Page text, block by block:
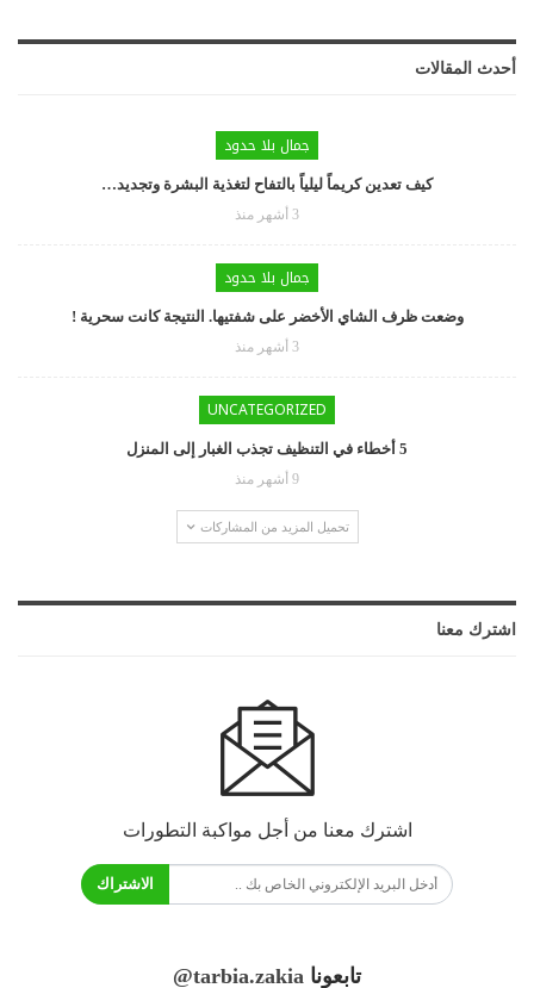
أحدث المقالات
جمال بلا حدود
كيف تعدين كريماً ليلياً بالتفاح لتغذية البشرة وتجديد…
3 أشهر منذ
جمال بلا حدود
وضعت ظرف الشاي الأخضر على شفتيها. النتيجة كانت سحرية !
3 أشهر منذ
UNCATEGORIZED
5 أخطاء في التنظيف تجذب الغبار إلى المنزل
9 أشهر منذ
تحميل المزيد من المشاركات
اشترك معنا
اشترك معنا من أجل مواكبة التطورات
الاشتراك
تابعونا @tarbia.zakia